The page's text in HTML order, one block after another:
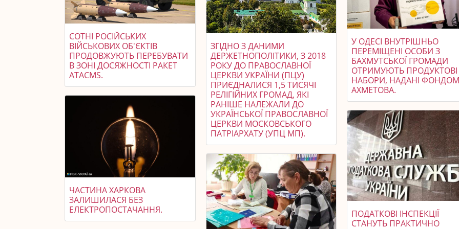
СОТНІ РОСІЙСЬКИХ
ВІЙСЬКОВИХ ОБ'ЄКТІВ
ПРОДОВЖУЮТЬ ПЕРЕБУВАТИ
В ЗОНІ ДОСЯЖНОСТІ РАКЕТ
ATACMS.
ЧАСТИНА ХАРКОВА
ЗАЛИШИЛАСЯ БЕЗ
ЕЛЕКТРОПОСТАЧАННЯ.
ЗГІДНО З ДАНИМИ
ДЕРЖЕТНОПОЛІТИКИ, З 2018
РОКУ ДО ПРАВОСЛАВНОЇ
ЦЕРКВИ УКРАЇНИ (ПЦУ)
ПРИЄДНАЛИСЯ 1,5 ТИСЯЧІ
РЕЛІГІЙНИХ ГРОМАД, ЯКІ
РАНІШЕ НАЛЕЖАЛИ ДО
УКРАЇНСЬКОЇ ПРАВОСЛАВНОЇ
ЦЕРКВИ МОСКОВСЬКОГО
ПАТРІАРХАТУ (УПЦ МП).
У ОДЕСІ ВНУТРІШНЬО
ПЕРЕМІЩЕНІ ОСОБИ З
БАХМУТСЬКОЇ ГРОМАДИ
ОТРИМУЮТЬ ПРОДУКТОВІ
НАБОРИ, НАДАНІ
АХМЕТОВА.
ПОДАТКОВІ ІНСПЕКЦІЇ
СТАНУТЬ ПРАКТИЧНО